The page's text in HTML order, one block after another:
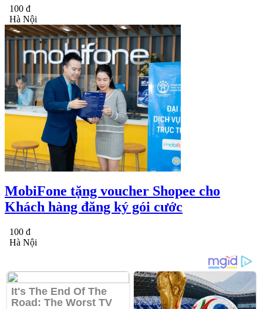
100 đ
Hà Nội
MobiFone tặng voucher Shopee cho
Khách hàng đăng ký gói cước
100 đ
Hà Nội